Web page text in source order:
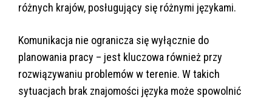
różnych krajów, posługujący się różnymi językami.
Komunikacja nie ogranicza się wyłącznie do
planowania pracy – jest kluczowa również przy
rozwiązywaniu problemów w terenie. W takich
sytuacjach brak znajomości języka może spowolnić